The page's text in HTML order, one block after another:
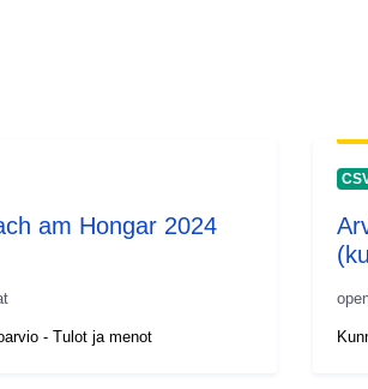
am Hongar 2024
- Tulot ja menot